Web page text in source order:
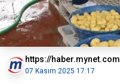
https://haber.mynet.com
07 Kasım 2025 17:17